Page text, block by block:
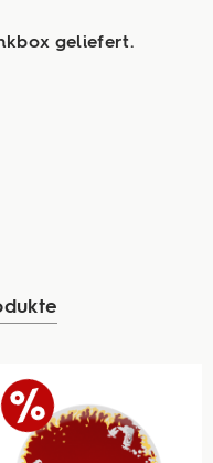
geliefert.